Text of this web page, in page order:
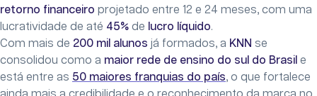
retorno financeiro projetado entre 12 e 24 meses, com uma
lucratividade de até 45% de lucro líquido.
Com mais de 200 mil alunos já formados, a KNN se
consolidou como a maior rede de ensino do sul do Brasil e
está entre as 50 maiores franquias do país, o que fortalece